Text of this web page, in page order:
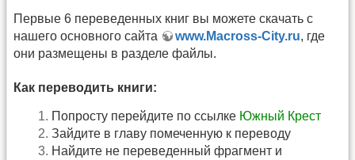
Первые 6 переведенных книг вы можете скачать с
нашего основного сайта
www.Macross-City.ru, где
они размещены в разделе файлы.
Как переводить книги:
Попросту перейдите по ссылке Южный Крест
Зайдите в главу помеченную к переводу
Найдите не переведенный фрагмент и